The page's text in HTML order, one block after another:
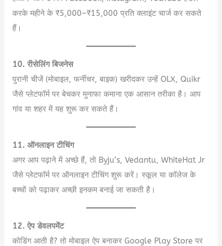
करके महीने के ₹5,000–₹15,000 प्रति क्लाइंट चार्ज कर सकते
हैं।
10. रीसेलिंग बिजनेस
पुरानी चीजें (मोबाइल, फर्नीचर, बाइक) खरीदकर उन्हें OLX, Quikr
जैसे प्लेटफॉर्म पर बेचकर मुनाफा कमाना एक आसान तरीका है। आप
गांव या शहर में यह शुरू कर सकते हैं।
11. ऑनलाइन टीचिंग
अगर आप पढ़ाने में अच्छे हैं, तो Byju’s, Vedantu, WhiteHat Jr
जैसे प्लेटफॉर्म पर ऑनलाइन टीचिंग शुरू करें। स्कूल या कॉलेज के
बच्चों को पढ़ाकर अच्छी इनकम बनाई जा सकती है।
12. ऐप डेवलपमेंट
कोडिंग आती है? तो मोबाइल ऐप बनाकर Google Play Store पर